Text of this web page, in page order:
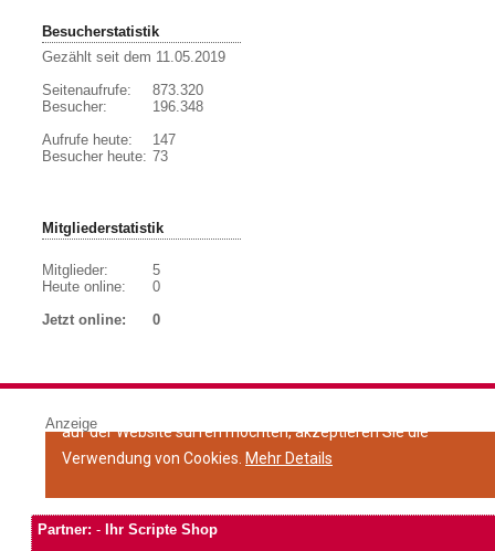
Besucherstatistik
Gezählt seit dem 11.05.2019
Seitenaufrufe:
Besucher:
Aufrufe heute:
Besucher heute:
873.320
196.348
147
73
Mitgliederstatistik
Mitglieder:
Heute online:
5
0
Jetzt online:
0
Anzeige
Partner: - Ihr Scripte Shop